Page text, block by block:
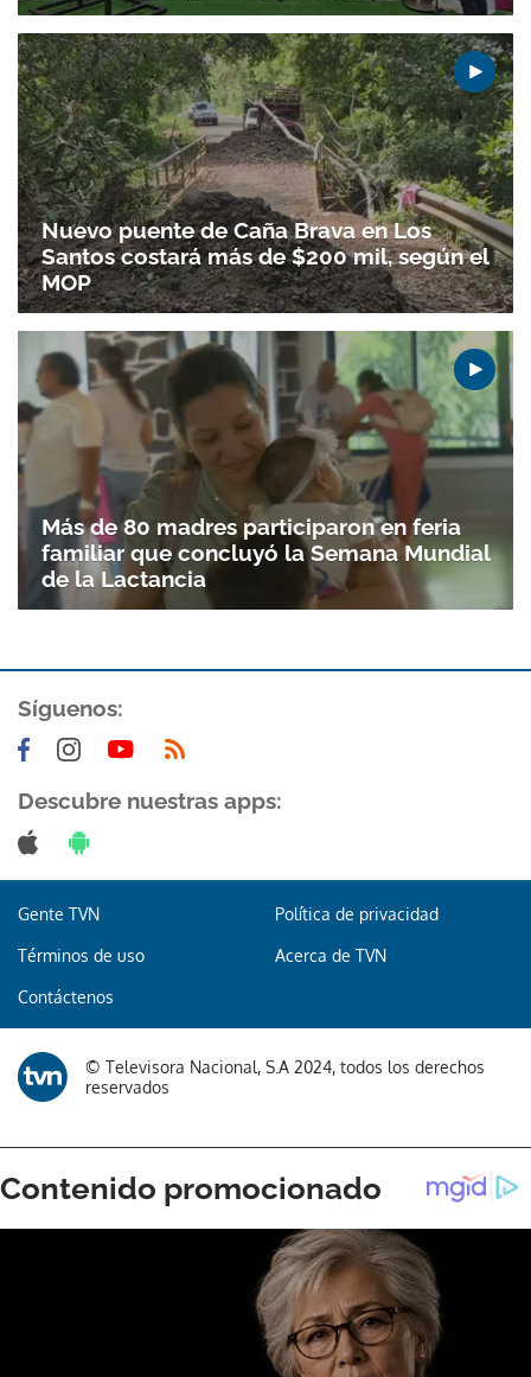
Gracias por suscribirte a nuestro boletín.
Nuevo puente de Caña Brava en Los
Santos costará más de $200 mil, según el
MOP
Más de 80 madres participaron en feria
familiar que concluyó la Semana Mundial
de la Lactancia
Síguenos:
Descubre nuestras apps:
Gente TVN Política de privacidad
Términos de uso Acerca de TVN
Contáctenos
© Televisora Nacional, S.A 2024, todos los derechos
reservados